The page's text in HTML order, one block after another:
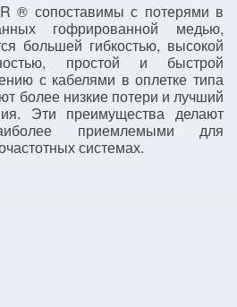
® сопоставимы с потерями в
гофрированной медью,
большей гибкостью, высокой
простой и быстрой
с кабелями в оплетке типа
более низкие потери и лучший
Эти преимущества делают
приемлемыми для
системах.